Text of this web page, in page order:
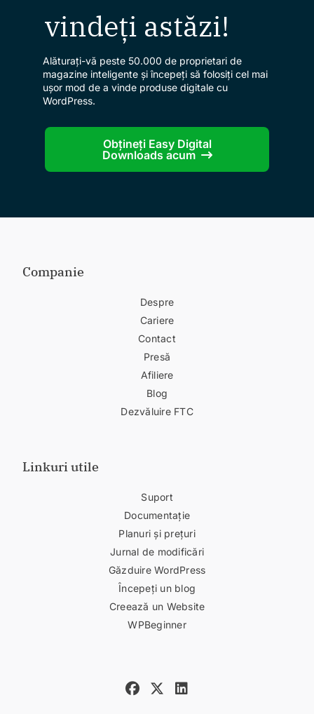
vindeți astăzi!
Alăturați-vă peste 50.000 de proprietari de
magazine inteligente și începeți să folosiți cel mai
ușor mod de a vinde produse digitale cu
WordPress.
Obțineți Easy Digital
Downloads acum
Companie
Despre
Cariere
Contact
Presă
Afiliere
Blog
Dezvăluire FTC
Linkuri utile
Suport
Documentație
Planuri și prețuri
Jurnal de modificări
Găzduire WordPress
Începeți un blog
Creează un Website
WPBeginner